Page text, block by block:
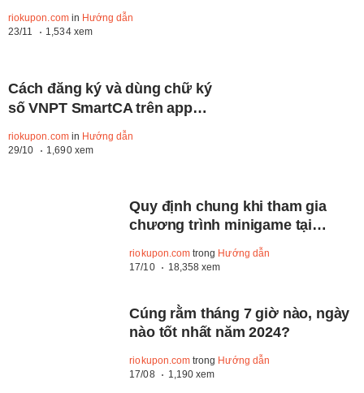
tham gia Riokupon
riokupon.comin Hướng dẫn
23/11
1,534 xem
Cách đăng ký và dùng chữ ký
số VNPT SmartCA trên app
VNeID free 100%
riokupon.comin Hướng dẫn
29/10
1,690 xem
Quy định chung khi tham gia
chương trình minigame tại
riokupon.com trong Hướng dẫn
17/10
18,358 xem
Cúng rằm tháng 7 giờ nào, ngày
nào tốt nhất năm 2024?
riokupon.com trong Hướng dẫn
17/08
1,190 xem